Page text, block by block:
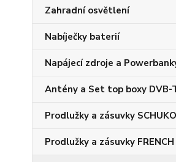
Zahradní osvětlení
Nabíječky baterií
Napájecí zdroje a
Antény a Set top boxy DVB-
Prodlužky a zásuvky SCHUKO
Prodlužky a zásuvky FRENCH